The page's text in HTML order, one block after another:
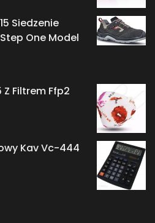
Siedzenie
One Model
Filtrem Ffp2
Kav Vc-444